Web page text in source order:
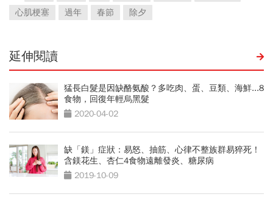
心肌梗塞
過年 春節 除夕
延伸閱讀
猛長白髮是因缺酪氨酸？多吃肉、蛋、豆類、海鮮...8
食物，回復年輕烏黑髮
2020-04-02
缺「鎂」症狀：易怒、抽筋、心律不整族群易猝死！
含鎂花生、杏仁4食物遠離發炎、糖尿病
2019-10-09